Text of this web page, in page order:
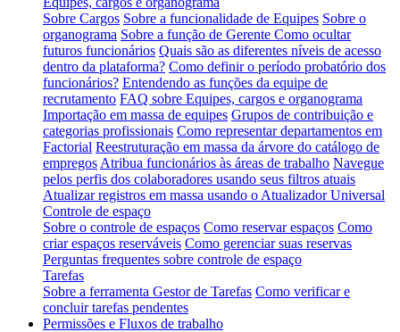
Sobre Cargos Sobre a funcionalidade de Equipes Sobre o
organograma Sobre a função de Gerente Como ocultar
futuros funcionários Quais são as diferentes níveis de acesso
dentro da plataforma? Como definir o período probatório dos
funcionários? Entendendo as funções da equipe de
recrutamento FAQ sobre Equipes, cargos e organograma
Importação em massa de equipes Grupos de contribuição e
categorias profissionais Como representar departamentos em
Factorial Reestruturação em massa da árvore do catálogo de
empregos Atribua funcionários às áreas de trabalho Navegue
pelos perfis dos colaboradores usando seus filtros atuais
Atualizar registros em massa usando o Atualizador Universal
Controle de espaço
Sobre o controle de espaços Como reservar espaços Como
criar espaços reserváveis Como gerenciar suas reservas
Perguntas frequentes sobre controle de espaço
Tarefas
Sobre a ferramenta Gestor de Tarefas Como verificar e
concluir tarefas pendentes
Permissões e Fluxos de trabalho